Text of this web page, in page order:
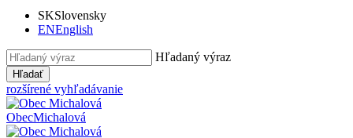
SKSlovensky
ENEnglish
Hľadaný výraz
Hľadať
rozšírené vyhľadávanie
ObecMichalová